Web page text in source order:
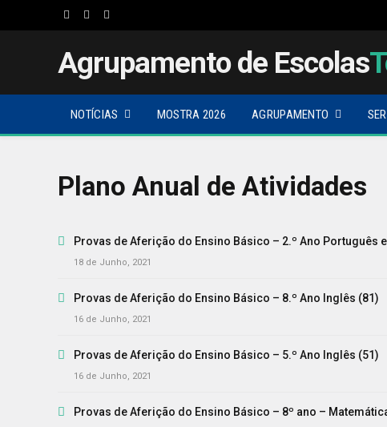
Facebook
TwitterInstagram
Agrupamento de Escolas
NOTÍCIAS MOSTRA 2026 AGRUPAMENTO
Plano Anual de Atividades
Provas de Aferição do Ensino Básico – 2.º Ano Português
18 de Junho, 2021
Provas de Aferição do Ensino Básico – 8.º Ano Inglês (81)
16 de Junho, 2021
Provas de Aferição do Ensino Básico – 5.º Ano Inglês (51)
16 de Junho, 2021
Provas de Aferição do Ensino Básico – 8º ano –